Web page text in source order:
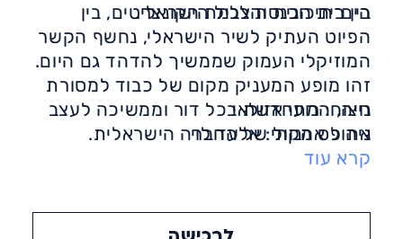
הים־תיכונית והצליל הישראלי.
בין בית הכנסת לבמת הקונצרטים, בין
הפיוט העתיק לשיר הישראלי, נחשף הקשר
המוזיקלי העמוק שממשיך להדהד גם היום.
זהו מופע המעניק מקום של כבוד למסורת
חיה, המתחדשת בכל דור וממשיכה לעצב
את פס הקול של החברה הישראלית.
ניצוח: רועי אזולאי
ניהול אמנותי: אלעד לוי
קרא עוד